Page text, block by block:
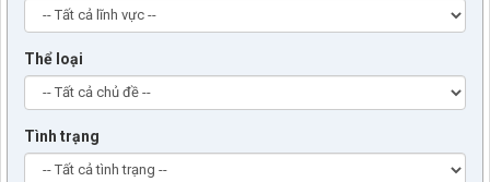
Thể loại
Tình trạng